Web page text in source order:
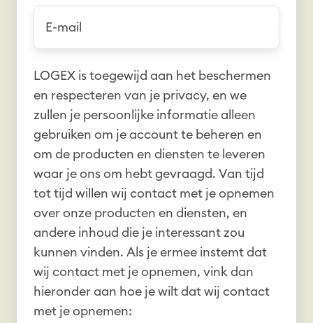
a
*
t
r
na
i
l
*
LOGEX is toegewijd aan het beschermen
en respecteren van je privacy, en we
zullen je persoonlijke informatie alleen
gebruiken om je account te beheren en
om de producten en diensten te leveren
waar je ons om hebt gevraagd. Van tijd
tot tijd willen wij contact met je opnemen
over onze producten en diensten, en
andere inhoud die je interessant zou
kunnen vinden. Als je ermee instemt dat
wij contact met je opnemen, vink dan
hieronder aan hoe je wilt dat wij contact
met je opnemen: